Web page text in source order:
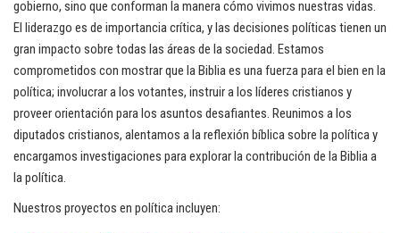
gobierno, sino que conforman la manera cómo vivimos nuestras vidas.
El liderazgo es de importancia crítica, y las decisiones políticas tienen un
gran impacto sobre todas las áreas de la sociedad. Estamos
comprometidos con mostrar que la Biblia es una fuerza para el bien en la
política; involucrar a los votantes, instruir a los líderes cristianos y
proveer orientación para los asuntos desafiantes. Reunimos a los
diputados cristianos, alentamos a la reflexión bíblica sobre la política y
encargamos investigaciones para explorar la contribución de la Biblia a
la política.
Nuestros proyectos en política incluyen: